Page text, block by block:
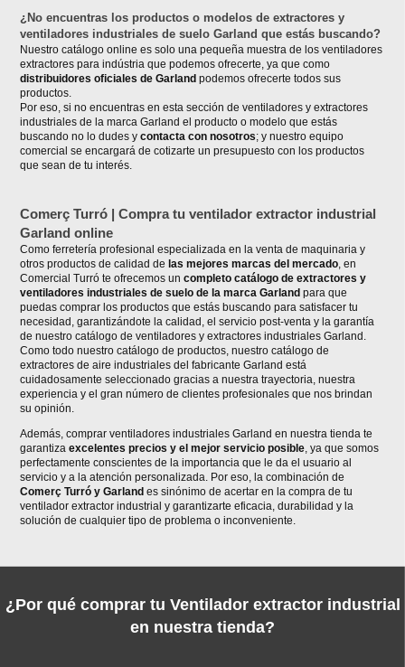
¿No encuentras los productos o modelos de extractores y
ventiladores industriales de suelo Garland que estás buscando?
Nuestro catálogo online es solo una pequeña muestra de los ventiladores
extractores para indústria que podemos ofrecerte, ya que como
distribuidores oficiales de Garland podemos ofrecerte todos sus
productos.
Por eso, si no encuentras en esta sección de ventiladores y extractores
industriales de la marca Garland el producto o modelo que estás
buscando no lo dudes ycontacta con nosotros; y nuestro equipo
comercial se encargará de cotizarte un presupuesto con los productos
que sean de tu interés.
Comerç Turró | Compra tu ventilador extractor industrial
Garland online
Como ferretería profesional especializada en la venta de maquinaria y
otros productos de calidad de las mejores marcas del mercado, en
Comercial Turró te ofrecemos uncompleto catálogo de extractores y
ventiladores industriales de suelo de la marca Garland para que
puedas comprar los productos que estás buscando para satisfacer tu
necesidad, garantizándote la calidad, el servicio post-venta y la garantía
de nuestro catálogo de ventiladores y extractores industriales Garland.
Como todo nuestro catálogo de productos, nuestro catálogo de
extractores de aire industriales del fabricante Garland está
cuidadosamente seleccionado gracias a nuestra trayectoria, nuestra
experiencia y el gran número de clientes profesionales que nos brindan
su opinión.
Además, comprar ventiladores industriales Garland en nuestra tienda te
garantizaexcelentes precios y el mejor servicio posible, ya que somos
perfectamente conscientes de la importancia que le da el usuario al
servicio y a la atención personalizada. Por eso, la combinación de
Comerç Turró y Garland es sinónimo de acertar en la compra de tu
ventilador extractor industrial y garantizarte eficacia, durabilidad y la
solución de cualquier tipo de problema o inconveniente.
¿Por qué comprar tu Ventilador extractor industrial
en nuestra tienda?